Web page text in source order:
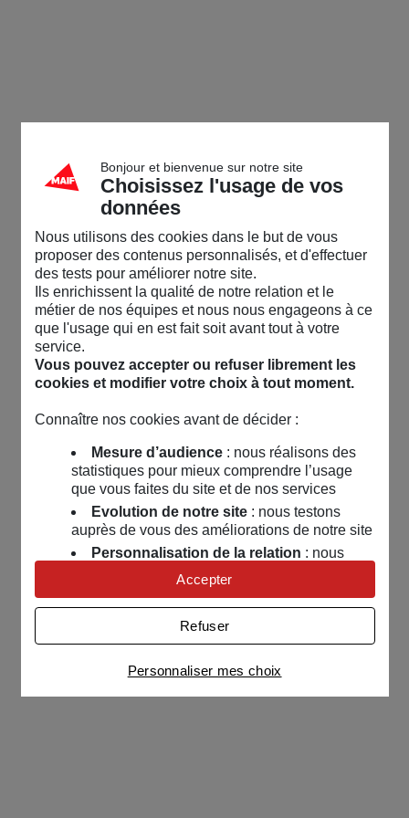
Bonjour et bienvenue sur notre site
Choisissez l'usage de vos
données
Nous utilisons des cookies dans le but de vous
proposer des contenus personnalisés, et d'effectuer
des tests pour améliorer notre site.
Ils enrichissent la qualité de notre relation et le
métier de nos équipes et nous nous engageons à ce
que l'usage qui en est fait soit avant tout à votre
service.
Vous pouvez accepter ou refuser librement les
cookies et modifier votre choix à tout moment.
Connaître nos cookies avant de décider :
Mesure d’audience: nous réalisons des
statistiques pour mieux comprendre l’usage
que vous faites du site et de nos services
Evolution de notre site: nous testons
auprès de vous des améliorations de notre site
Personnalisation de la relation : nous
nous servons de cookies pour adapter nos
contenus et personnaliser nos offres
Univers publicitaire: nous utilisons avec
nos partenaires des cookies pour afficher des
publicités personnalisées
Connaître notre politique cookies et la liste de nos
partenaires
Personnaliser mes choix
Refuser
Accepter